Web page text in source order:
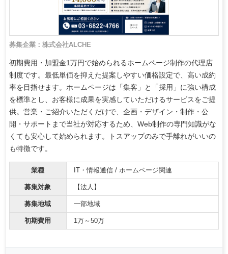
募集企業：株式会社ALCHE
初期費用・加盟金1万円で始められるホームページ制作の代理店
制度です。最低単価を抑えた提案しやすい価格設定で、高い成約
率を目指せます。ホームページは「集客」と「採用」に強い構成
を標準とし、お客様に成果を実感していただけるサービスをご提
供。営業・ご紹介いただくだけで、企画・デザイン・制作・公
開・サポートまで当社が対応するため、Web制作の専門知識がな
くても安心して始められます。トスアップのみで手離れがいいの
も特徴です。
業種 IT・情報通信 / ホームページ関連
募集対象 【法人】
募集地域 一部地域
初期費用 1万～50万